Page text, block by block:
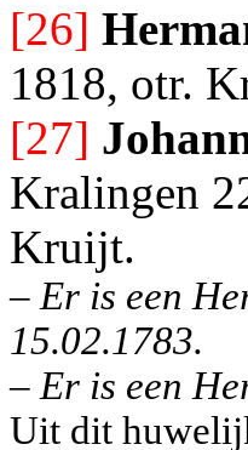
[26]
1818, otr.
[27]
Kralingen
Kruijt.
– Er is een
15.02.1783.
– Er is een
Uit dit